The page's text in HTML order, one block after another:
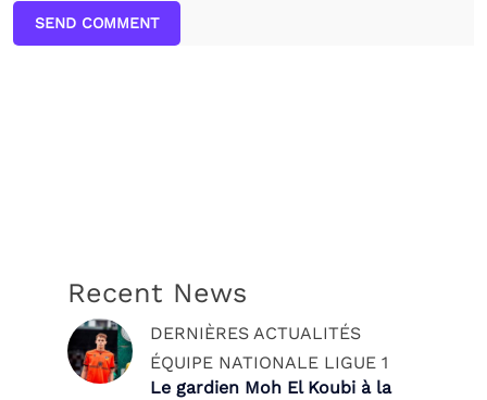
SEND COMMENT
Recent News
DERNIÈRES ACTUALITÉS
ÉQUIPE NATIONALE LIGUE 1
Le gardien Moh El Koubi à la